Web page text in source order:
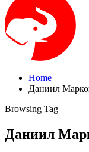
Home
Даниил
Browsing Tag
Даниил